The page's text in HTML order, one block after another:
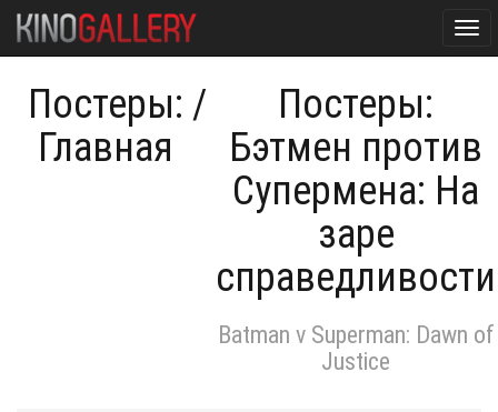
Постеры:
Главная
/
Постеры:
Бэтмен против
Супермена: На
заре
справедливости
Batman v Superman: Dawn of
Justice